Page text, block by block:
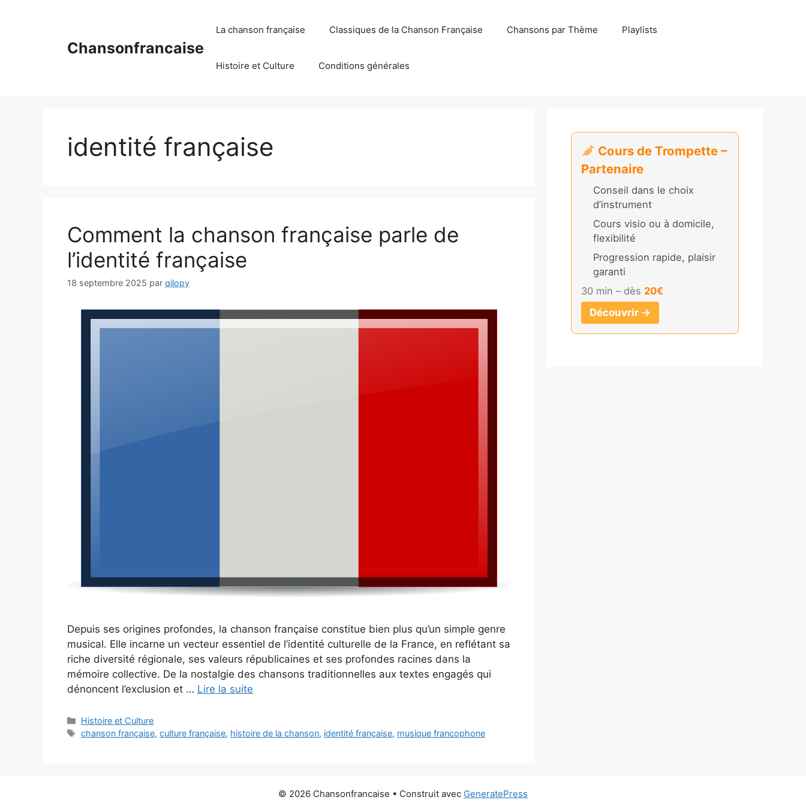
Chansonfrancaise
La chanson française Classiques de la Chanson Française Chansons par Thème Playlists
Histoire et Culture Conditions générales
identité française
Comment la chanson française parle de
l’identité française
18 septembre 2025 par qilopy
Depuis ses origines profondes, la chanson française constitue bien plus qu’un simple genre
musical. Elle incarne un vecteur essentiel de l’identité culturelle de la France, en reflétant sa
riche diversité régionale, ses valeurs républicaines et ses profondes racines dans la
mémoire collective. De la nostalgie des chansons traditionnelles aux textes engagés qui
dénoncent l’exclusion et … Lire la suite
Catégories
Histoire et Culture
Étiquettes
chanson française,culture française, histoire de la chanson, identité française, musique francophone
Cours de Trompette –
Partenaire
Conseil dans le choix
d’instrument
Cours visio ou à domicile,
flexibilité
Progression rapide, plaisir
garanti
30 min – dès 20€
Découvrir →
© 2026 Chansonfrancaise • Construit avec GeneratePress